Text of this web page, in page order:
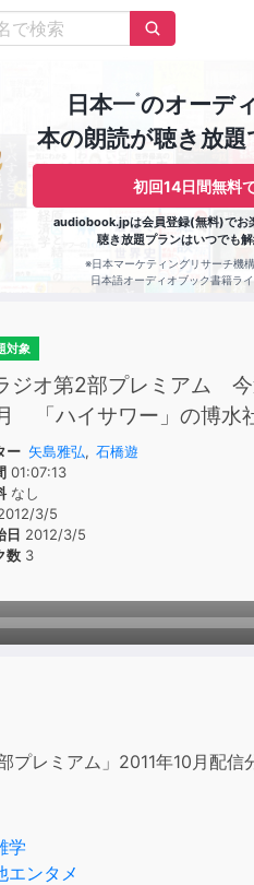
日本一※のオーデ
本の朗読が聴き放
初回14日間無料
audiobook.jpは会員登録(無料)でお
聴き放題プランはいつでも解
※日本マーケティングリサーチ機
日本語オーディオブック書籍ラ
対象
ジオ第2部プレミアム
「ハイサワー」の博水
ー 矢島雅弘, 石橋遊
01:07:13
なし
3/5
日 2012/3/5
数 3
プレミアム」2011年10月配
学
エンタメ